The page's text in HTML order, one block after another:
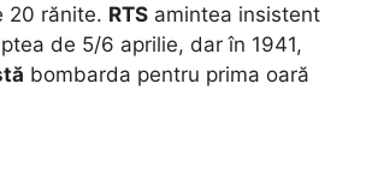
20 rănite. RTS amintea insistent
de 5/6 aprilie, dar în 1941,
bombarda pentru prima oară